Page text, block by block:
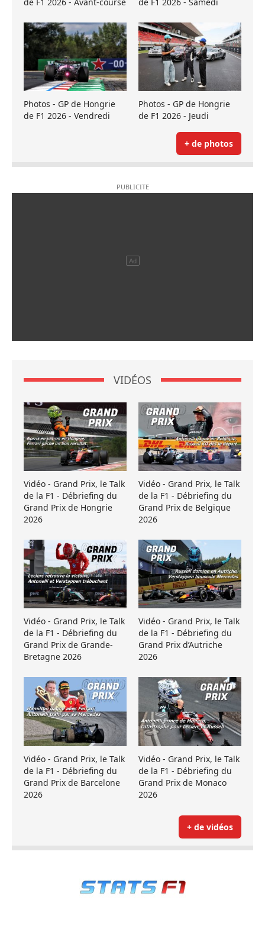
Photos - GP de Hongrie
de F1 2026 - Vendredi
Photos - GP de Hongrie
de F1 2026 - Jeudi
+ de photos
VIDÉOS
Vidéo - Grand Prix, le Talk
de la F1 - Débriefing du
Grand Prix de Hongrie
2026
Vidéo - Grand Prix, le Talk
de la F1 - Débriefing du
Grand Prix de Belgique
2026
Vidéo - Grand Prix, le Talk
de la F1 - Débriefing du
Grand Prix de Grande-
Bretagne 2026
Vidéo - Grand Prix, le Talk
de la F1 - Débriefing du
Grand Prix d’Autriche
2026
Vidéo - Grand Prix, le Talk
de la F1 - Débriefing du
Grand Prix de Barcelone
2026
Vidéo - Grand Prix, le Talk
de la F1 - Débriefing du
Grand Prix de Monaco
2026
+ de vidéos